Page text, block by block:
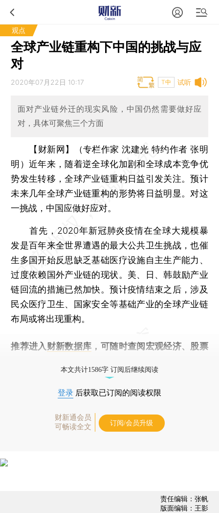
观点
全球产业链重构下中国的挑战与应
对
试听
2020年07月22日 10:17 T中
面对产业链外迁的现实风险，中国仍然需要做好应
对，具体可聚焦三个方面
【财新网】（专栏作家 沈建光 特约作者 张明
明）近年来，随着逆全球化加剧和全球成本竞争优
势发生转移，全球产业链重构日益引发关注。预计
未来几年全球产业链重构的形势将日益明显。对这
一挑战，中国应做好应对。
首先，2020年新冠肺炎疫情在全球大规模暴
发是百年来全世界遭遇的最大公共卫生挑战，也催
生多国开始反思缺乏基础医疗设施自主生产能力、
过度依赖国外产业链的现状。美、日、韩鼓励产业
链回流的措施已然加快。预计疫情结束之后，涉及
民众医疗卫生、国家安全等基础产业的全球产业链
布局或将出现重构。
推荐进入 财新数据库 ，可随时查阅宏观经济、股票
本文共计1586字 订阅后继续阅读
登录 后获取已订阅的阅读权限
财新通会员
可畅读全文
订阅/会员升级
责任编辑：张帆
版面编辑：王影